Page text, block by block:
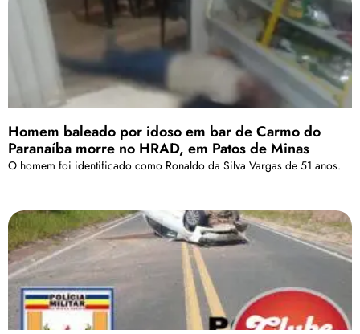
Homem baleado por idoso em bar de Carmo do
Paranaíba morre no HRAD, em Patos de Minas
O homem foi identificado como Ronaldo da Silva Vargas de 51 anos.